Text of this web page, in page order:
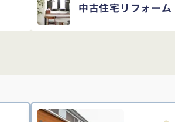
中古住宅 リフォーム